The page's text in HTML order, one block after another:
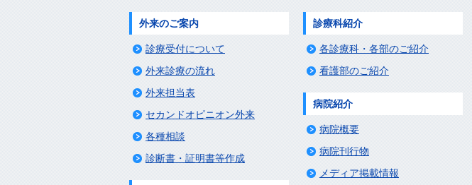
外来のご案内
診療受付について
外来診療の流れ
外来担当表
セカンドオピニオン外来
各種相談
診断書・証明書等作成
診療科紹介
各診療科・各部のご紹介
看護部のご紹介
病院紹介
病院概要
病院刊行物
メディア掲載情報